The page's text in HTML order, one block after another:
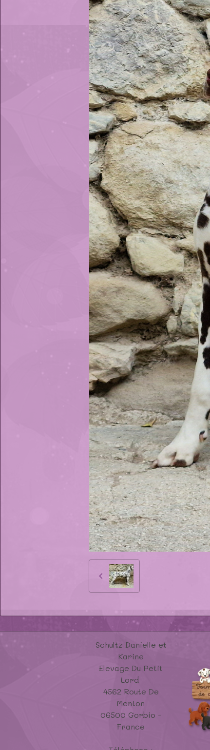
Schultz Danielle et
Karine
Elevage Du Petit
Lord
4562 Route De
Menton
06500 Gorbio -
France